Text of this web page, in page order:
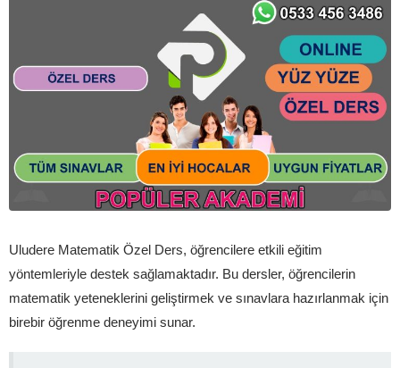
Uludere Matematik Özel Ders, öğrencilere etkili eğitim
yöntemleriyle destek sağlamaktadır. Bu dersler, öğrencilerin
matematik yeteneklerini geliştirmek ve sınavlara hazırlanmak için
birebir öğrenme deneyimi sunar.